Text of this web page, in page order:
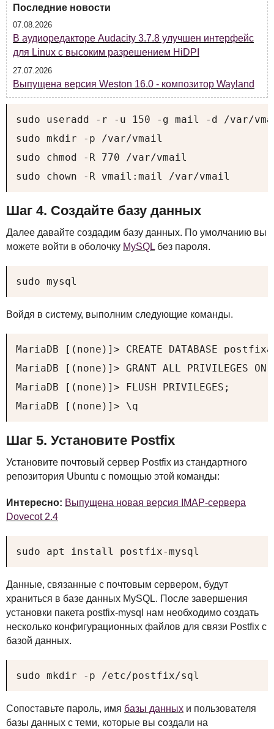
Последние новости
07.08.2026
В аудиоредакторе Audacity 3.7.8 улучшен интерфейс
для Linux с высоким разрешением HiDPI
27.07.2026
Выпущена версия Weston 16.0 - композитор Wayland
sudo useradd -r -u 150 -g mail -d /var/
sudo mkdir -p /var/vmail
sudo chmod -R 770 /var/vmail
sudo chown -R vmail:mail /var/vmail
Шаг 4. Создайте базу данных
Далее давайте создадим базу данных. По умолчанию вы
можете войти в оболочку MySQL без пароля.
sudo mysql
Войдя в систему, выполним следующие команды.
MariaDB [(none)]> CREATE DATABASE
MariaDB [(none)]> GRANT ALL
MariaDB [(none)]> FLUSH PRIVILEGES;
MariaDB [(none)]> \q
Шаг 5. Установите Postfix
Установите почтовый сервер Postfix из стандартного
репозитория Ubuntu с помощью этой команды:
Интересно: Выпущена новая версия IMAP-сервера
Dovecot 2.4
sudo apt install postfix-mysql
Данные, связанные с почтовым сервером, будут
храниться в базе данных MySQL. После завершения
установки пакета postfix-mysql нам необходимо создать
несколько конфигурационных файлов для связи Postfix с
базой данных.
sudo mkdir -p /etc/postfix/sql
Сопоставьте пароль, имя базы данных и пользователя
базы данных с теми, которые вы создали на